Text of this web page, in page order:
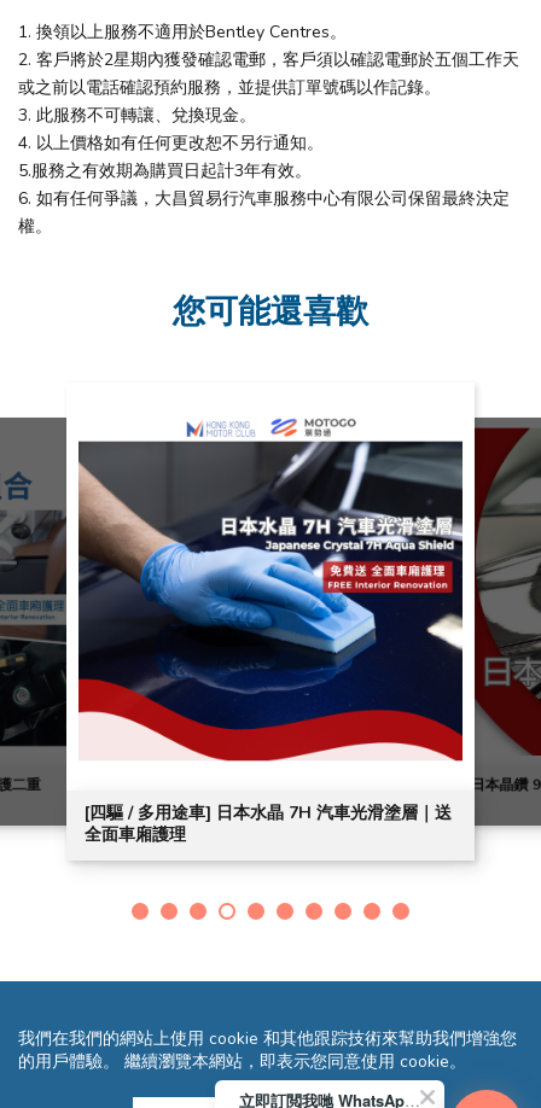
1. 換領以上服務不適用於Bentley Centres。​
2. 客戶將於2星期內獲發確認電郵，客戶須以確認電郵於五個工作天
或之前以電話確認預約服務，並提供訂單號碼以作記錄。​
3. 此服務不可轉讓、兌換現金。​
4. 以上價格如有任何更改恕不另行通知。​
5.服務之有效期為購買日起計3年有效。​
6. 如有任何爭議，大昌貿易行汽車服務中心有限公司保留最終決定
權。
您可能還喜歡
二重
[四驅 / 多用途車] 日本水晶 7H 汽車光滑塗層​｜送
全面車廂護理
日本晶鑽
我們在我們的網站上使用 cookie 和其他跟踪技術來幫助我們增強您
的用戶體驗。 繼續瀏覽本網站，即表示您同意使用 cookie。
立即訂閲我哋 WhatsApp 即送您 HK$10 迎新優惠券!